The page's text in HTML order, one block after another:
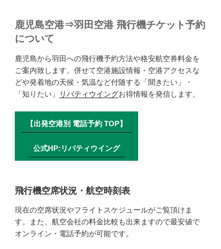
鹿児島空港⇒羽田空港 飛行機チケット予約
について
鹿児島から羽田への飛行機予約方法や格安航空券料金を
ご案内致します。併せて空港施設情報・空港アクセスな
どや発着地の天候・気温など付随する「聞きたい」・
「知りたい」
リバティウイングお得情報を発信します。
【出発空港別 電話予約 TOP】
公式HP:リバティウイング
飛行機空席状況・航空時刻表
現在の空席状況やフライトスケジュールがご覧頂けま
す。また、航空会社の料金比較も出来ますので最安値で
オンライン・電話予約が可能です。